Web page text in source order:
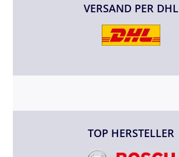
VERSAND PER DHL
TOP HERSTELLER